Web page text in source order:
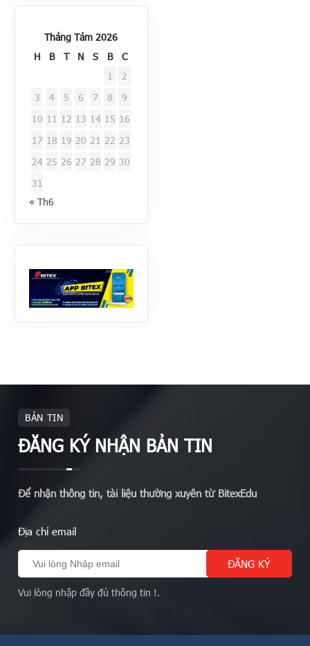
Tháng Tám 2026
H
B T N S B
C
1
2
3
4 5 6 7 8
9
10 11 12 13 14 15 16
17 18 19 20 21 22 23
24 25 26 27 28 29 30
31
« Th6
BẢN TIN
ĐĂNG KÝ NHẬN BẢN TIN
Để nhận thông tin, tài liệu thường xuyên từ BitexEdu
Địa chỉ email
Vui lòng nhập đầy đủ thông tin !.